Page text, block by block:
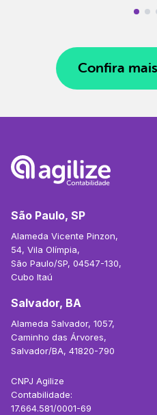
Confira
São Paulo, SP
Alameda Vicente Pinzon,
54, Vila Olímpia,
São Paulo/SP, 04547-130,
Cubo Itaú
Salvador, BA
Alameda Salvador, 1057,
Caminho das Árvores,
Salvador/BA, 41820-790
CNPJ Agilize
Contabilidade:
17.664.581/0001-69